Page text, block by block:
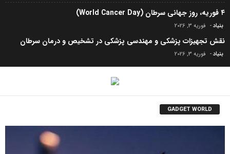
۴ فوریه، روز جهانی سرطان (World Cancer Day)
بنیاد- فوریه 3, 2026
نقش تجهیزات پزشکی و مهندسی پزشکی در تشخیص و درمان سرطان
بنیاد- فوریه 3, 2026
GADGET WORLD